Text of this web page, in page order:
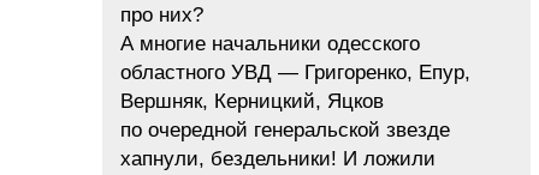
про них?
А многие начальники одесского
областного УВД — Григоренко, Eпур,
Вершняк, Керницкий, Яцков
по очередной генеральской звезде
хапнули, бездельники! И ложили